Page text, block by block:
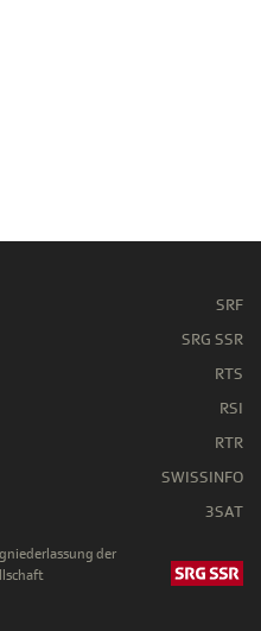
SRF
SRG SSR
RTS
RSI
RTR
SWISSINFO
3SAT
der